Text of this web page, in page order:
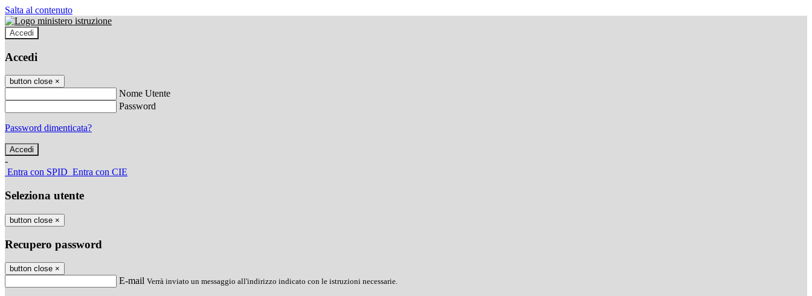
Salta al contenuto
Accedi
Accedi
button close ×
Nome Utente
Password
Password dimenticata?
-
Entra con SPID Entra con CIE
Seleziona utente
button close ×
Recupero password
button close ×
E-mail Verrà inviato un messaggio all'indirizzo indicato con le istruzioni necessarie.